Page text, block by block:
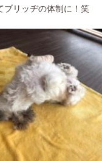
ブリッヂの体制に！笑